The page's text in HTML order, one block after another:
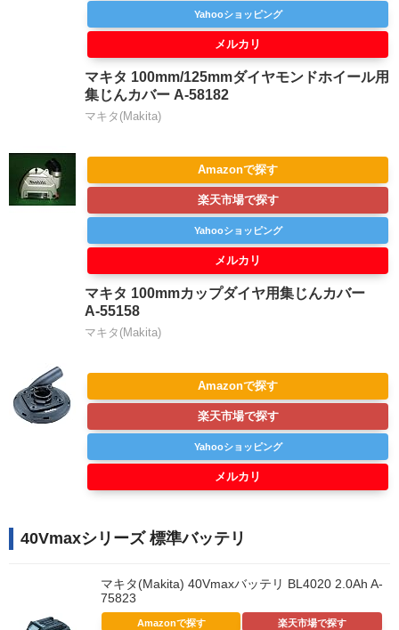
Yahooショッピング
メルカリ
マキタ 100mm/125mmダイヤモンドホイール用
集じんカバー A-58182
マキタ(Makita)
Amazonで探す
楽天市場で探す
Yahooショッピング
メルカリ
マキタ 100mmカップダイヤ用集じんカバー
A-55158
マキタ(Makita)
Amazonで探す
楽天市場で探す
Yahooショッピング
メルカリ
40Vmaxシリーズ 標準バッテリ
マキタ(Makita) 40Vmaxバッテリ BL4020 2.0Ah A-
75823
Amazonで探す 楽天市場で探す